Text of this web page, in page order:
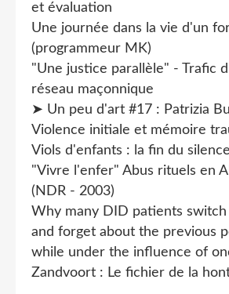
et évaluation
Une journée dans la vie d'un
(programmeur MK)
"Une justice parallèle" - Trafic
réseau maçonnique
➤ Un peu d'art #17 : Patrizia
Violence initiale et mémoire
Viols d'enfants : la fin du
"Vivre l'enfer" Abus rituels en
(NDR - 2003)
Why many DID patients
and forget about the previous
while under the influence of
Zandvoort : Le fichier de la